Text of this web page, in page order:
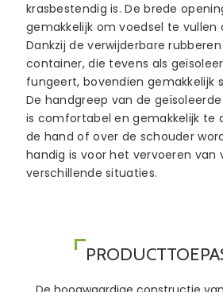
krasbestendig is. De brede
gemakkelijk om voedsel te vullen
Dankzij de verwijderbare
container, die tevens als
fungeert, bovendien gemakkelijk
De handgreep van de
is comfortabel en gemakkelijk te
de hand of over de schouder
handig is voor het vervoeren van
verschillende situaties.